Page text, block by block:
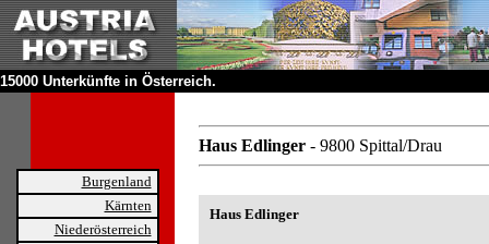
15000 Unterkünfte in Österreich.
Burgenland
Kärnten
Niederösterreich
Haus Edlinger - 9800 Spittal/Drau
Haus Edlinger